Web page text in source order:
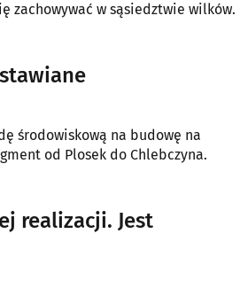
zachowywać w sąsiedztwie wilków.
środowiskową na budowę na
od Plosek do Chlebczyna.
realizacji. Jest